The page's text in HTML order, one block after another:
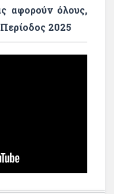
αφορούν όλους,
2025